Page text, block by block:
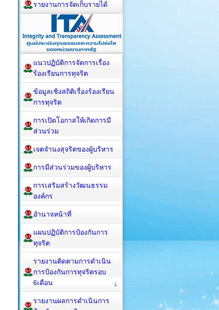
รายงานการจัดเก็บรายได้
แนวปฏิบัติการจัดการเรื่อง
ร้องเรียนการทุจริต
ข้อมูลเชิงสถิติเรื่องร้องเรียน
การทุจริต
การเปิดโอกาสให้เกิดการมี
ส่วนร่วม
เจตจำนงสุจริตของผู้บริหาร
การมีส่วนร่วมของผู้บริหาร
การเสริมสร้างวัฒนธรรม
องค์กร
อำนาจหน้าที่
แผนปฏิบัติการป้องกันการ
ทุจริต
รายงานติดตามการดำเนิน
การป้องกันการทุจริตรอบ
6เดือน
รายงานผลการดำเนินการ